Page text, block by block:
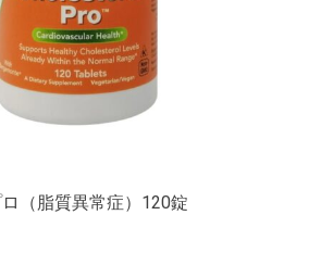
（脂質異常症）120錠